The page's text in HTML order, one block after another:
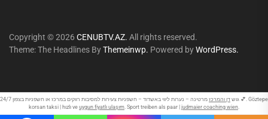
Copyright © 2026 CENUBTV.AZ. All rights reserved.
Theme: The Headlines ByThemeinwp. Powered byWordPress.
גוש דן והמרכז
מרטינה – נערות ליווי באשדוד – חשפניות צעירות למסיבות רווקים במרכז או חשפניות בצפון 24/7 💕. Göztepe
korsan taksi | hızlı ve uygun fiyatlı ulaşım. Sport treiben als paar | judmaier coaching wien.